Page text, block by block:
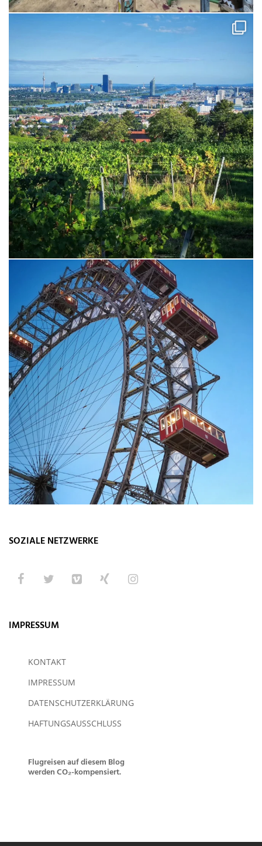
SOZIALE NETZWERKE
IMPRESSUM
KONTAKT
IMPRESSUM
DATENSCHUTZERKLÄRUNG
HAFTUNGSAUSSCHLUSS
Flugreisen auf diesem Blog
werden CO₂-kompensiert.